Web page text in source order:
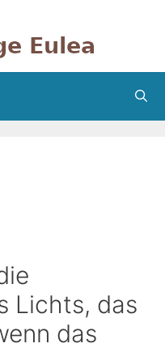
Lichts, das
das